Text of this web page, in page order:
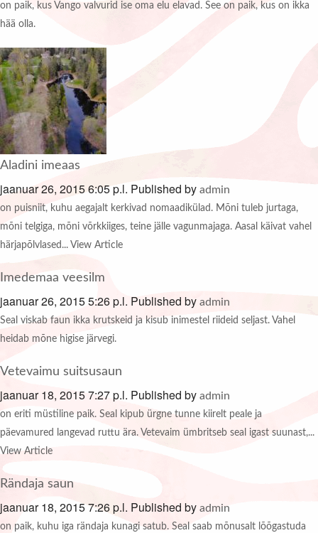
on paik, kus Vango valvurid ise oma elu elavad. See on paik, kus on ikka
hää olla.
Aladini imeaas
jaanuar 26, 2015 6:05 p.l. Published by admin
on puisniit, kuhu aegajalt kerkivad nomaadikülad. Mõni tuleb jurtaga,
mõni telgiga, mõni võrkkiiges, teine jälle vagunmajaga. Aasal käivat vahel
härjapõlvlased... View Article
Imedemaa veesilm
jaanuar 26, 2015 5:26 p.l. Published by admin
Seal viskab faun ikka krutskeid ja kisub inimestel riideid seljast. Vahel
heidab mõne higise järvegi.
Vetevaimu suitsusaun
jaanuar 18, 2015 7:27 p.l. Published by admin
on eriti müstiline paik. Seal kipub ürgne tunne kiirelt peale ja
päevamured langevad ruttu ära. Vetevaim ümbritseb seal igast suunast,...
View Article
Rändaja saun
jaanuar 18, 2015 7:26 p.l. Published by admin
on paik, kuhu iga rändaja kunagi satub. Seal saab mõnusalt lõõgastuda